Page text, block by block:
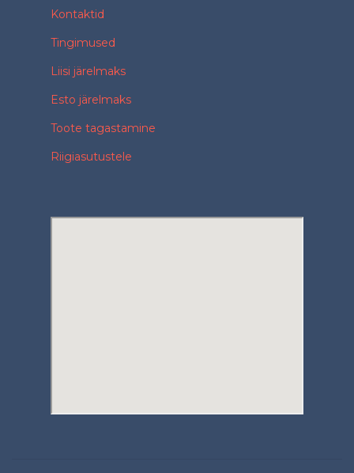
Kontaktid
Tingimused
Liisi järelmaks
Esto järelmaks
Toote tagastamine
Riigiasutustele